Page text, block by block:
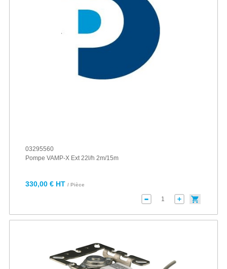
03295560
Pompe VAMP-X Ext 22l/h 2m/15m
330,00 € HT / Pièce